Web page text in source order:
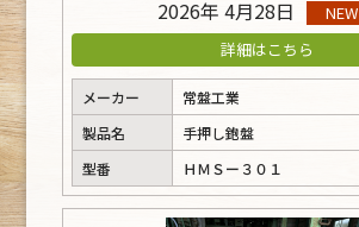
2026年 4月28日
NEW
詳細はこちら
メーカー
常盤工業
製品名
手押し鉋盤
型番
ＨＭＳー３０１